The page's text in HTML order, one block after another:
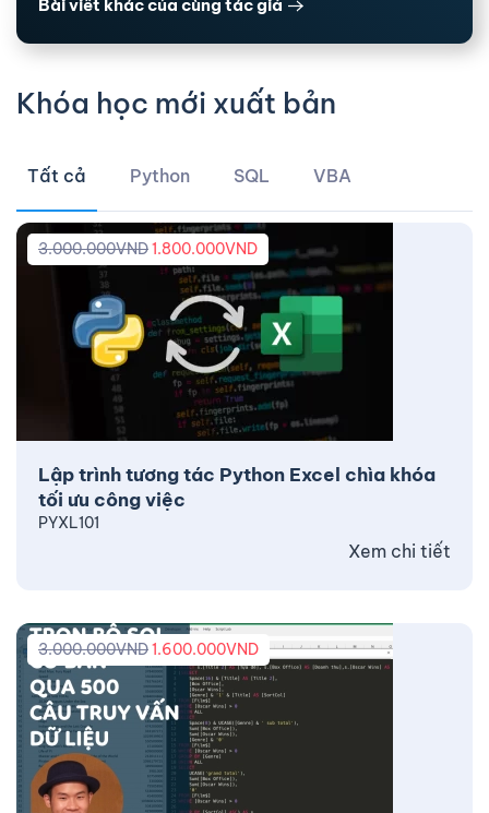
Bài viết khác của cùng tác giả
Khóa học mới xuất bản
Tất cả Python SQL VBA
Lập trình tương tác Python Excel chìa khóa
tối ưu công việc
3.000.000VND1.800.000VND
PYXL101
Xem chi tiết
3.000.000VND1.600.000VND